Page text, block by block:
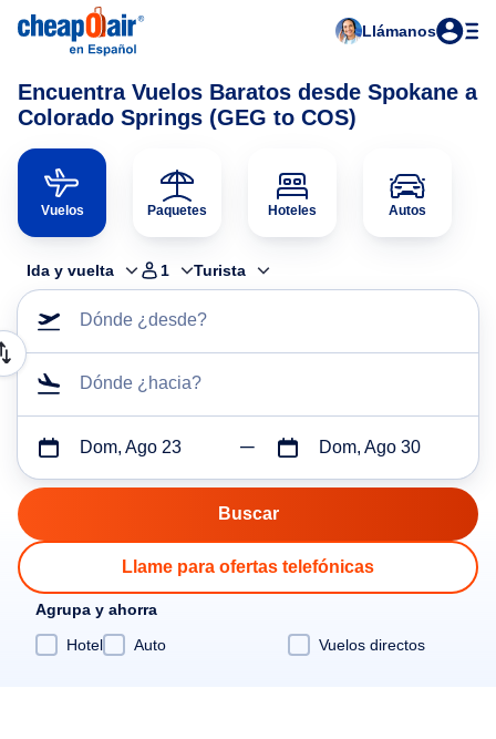
Llámanos
Encuentra Vuelos Baratos desde Spokane a
Colorado Springs (GEG to COS)
Vuelos Paquetes Hoteles Autos
Ida y vuelta 1 Turista
Dónde ¿desde?
Dónde ¿hacia?
Dom, Ago 23 Dom, Ago 30
Llame para ofertas telefónicas
Agrupa y ahorra
Hotel
Auto Vuelos directos